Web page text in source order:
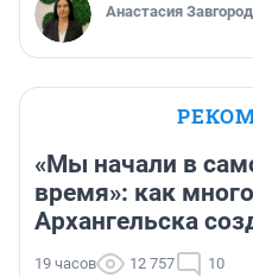
Анастасия
«Мы начали в
время»: как
Архангельска
19 часов 12 757 10